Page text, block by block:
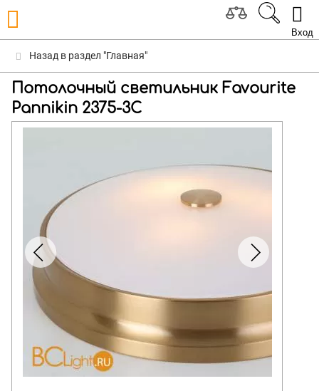
Вход
Назад в раздел "Главная"
Потолочный светильник Favourite
Pannikin 2375-3C